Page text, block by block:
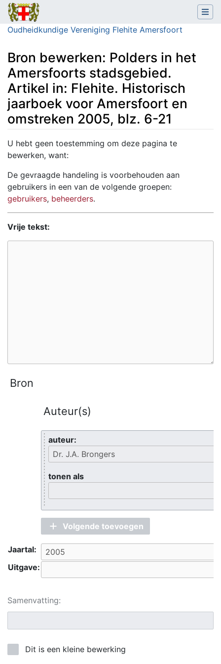
Oudheidkundige Vereniging Flehite Amersfoort
Bron bewerken: Polders in het
Amersfoorts stadsgebied.
Artikel in: Flehite. Historisch
jaarboek voor Amersfoort en
omstreken 2005, blz. 6-21
Ga naar:navigatie,zoeken
U hebt geen toestemming om deze pagina te
bewerken, want:
De gevraagde handeling is voorbehouden aan
gebruikers in een van de volgende groepen:
gebruikers, beheerders.
Vrije tekst:
Bron
Auteur(s)
auteur:
tonen als
Volgende toevoegen
Jaartal:
Uitgave:
Samenvatting:
Dit is een kleine bewerking